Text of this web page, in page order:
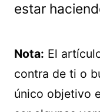
estar
Nota: El
contra de ti o
único objetivo